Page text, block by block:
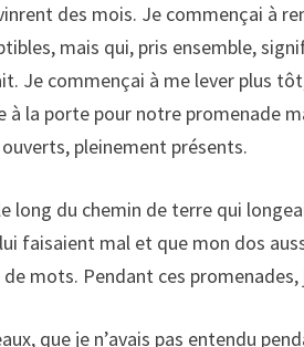
des mois. Je commençai à
mais qui, pris ensemble,
Je commençai à me lever plus
à la porte pour notre promenade
pleinement présents.
long du chemin de terre qui
faisaient mal et que mon dos
de mots. Pendant ces
que je n’avais pas entendu